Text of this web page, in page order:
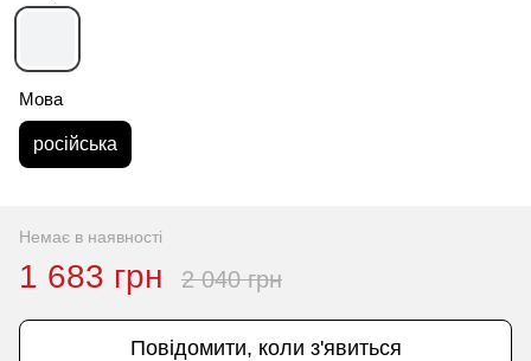
Мова
російська
Немає в наявності
1 683 грн 2 040 грн
Повідомити, коли з'явиться